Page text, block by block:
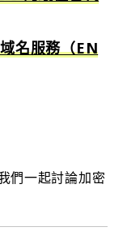
名服務（EN
們一起討論加密